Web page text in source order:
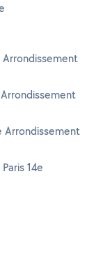
Arrondissement
Arrondissement
14e